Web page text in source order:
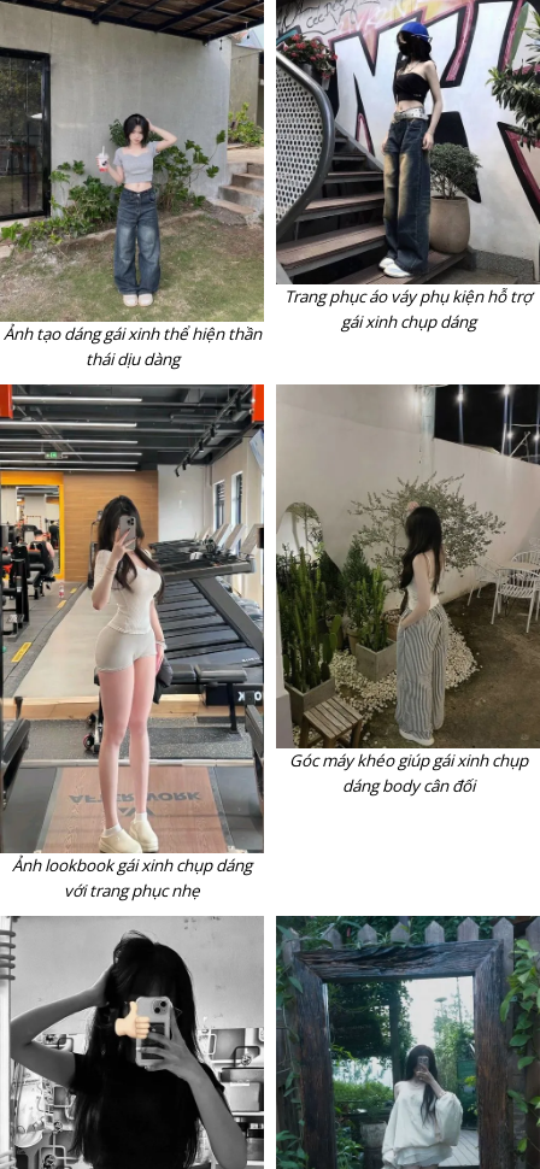
Ảnh tạo dáng gái xinh thể hiện thần
thái dịu dàng
Trang phục áo váy phụ kiện hỗ trợ
gái xinh chụp dáng
Ảnh lookbook gái xinh chụp dáng
với trang phục nhẹ
Góc máy khéo giúp gái xinh chụp
dáng body cân đối